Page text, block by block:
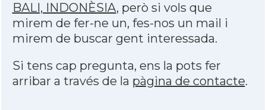
BALI, INDONÈSIA, però si vols que
mirem de fer-ne un, fes-nos un mail i
mirem de buscar gent interessada.
Si tens cap pregunta, ens la pots fer
arribar a través de la pàgina de contacte.